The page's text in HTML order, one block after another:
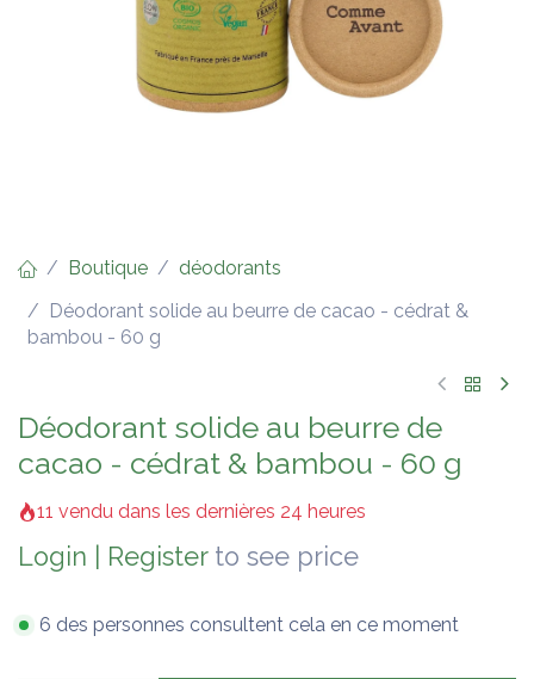
Boutique
déodorants
Déodorant solide au beurre de cacao - cédrat &
bambou - 60 g
Déodorant solide au beurre de
cacao - cédrat & bambou - 60 g
11 vendu dans les dernières 24 heures
Login Register to see price
6 des personnes consultent cela en ce moment